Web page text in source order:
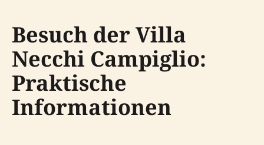
Besuch der Villa
Necchi Campiglio:
Praktische
Informationen